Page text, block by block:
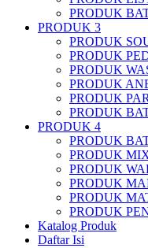
PRODUK
PRODUK 3
PRODUK
PRODUK
PRODUK
PRODUK
PRODUK
PRODUK
PRODUK 4
PRODUK
PRODUK
PRODUK
PRODUK
PRODUK
PRODUK
Katalog Produk
Daftar Isi